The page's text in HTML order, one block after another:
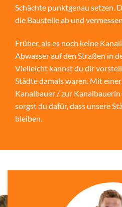
Schächte punktgenau setzen.
die Baustelle ab und
Früher, als es noch keine
Abwasser auf den Straßen in
Vielleicht kannst du dir
Städte damals waren. Mit
Kanalbauer / zur
sorgst du dafür, dass unsere
bleiben.